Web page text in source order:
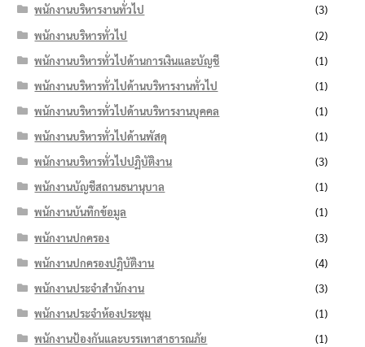
พนักงานบริหารงานทั่วไป
(3)
พนักงานบริหารทั่วไป
(2)
พนักงานบริหารทั่วไปด้านการเงินและบัญชี
(1)
พนักงานบริหารทั่วไปด้านบริหารงานทั่วไป
(1)
พนักงานบริหารทั่วไปด้านบริหารงานบุคคล
(1)
พนักงานบริหารทั่วไปด้านพัสดุ
(1)
พนักงานบริหารทั่วไปปฏิบัติงาน
(3)
พนักงานบัญชีสถานธนานุบาล
(1)
พนักงานบันทึกข้อมูล
(1)
พนักงานปกครอง
(3)
พนักงานปกครองปฏิบัติงาน
(4)
พนักงานประจำสำนักงาน
(3)
พนักงานประจำห้องประชุม
(1)
พนักงานป้องกันและบรรเทาสาธารณภัย
(1)